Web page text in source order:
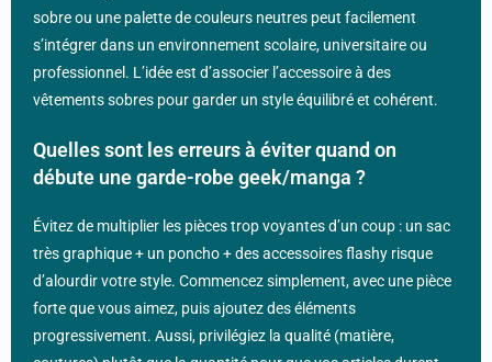
sobre ou une palette de couleurs neutres peut facilement
s’intégrer dans un environnement scolaire, universitaire ou
professionnel. L’idée est d’associer l’accessoire à des
vêtements sobres pour garder un style équilibré et cohérent.
Quelles sont les erreurs à éviter quand on
débute une garde-robe geek/manga ?
Évitez de multiplier les pièces trop voyantes d’un coup : un sac
très graphique + un poncho + des accessoires flashy risque
d’alourdir votre style. Commencez simplement, avec une pièce
forte que vous aimez, puis ajoutez des éléments
progressivement. Aussi, privilégiez la qualité (matière,